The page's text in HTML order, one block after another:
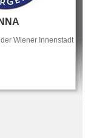
Wiener Innenstadt